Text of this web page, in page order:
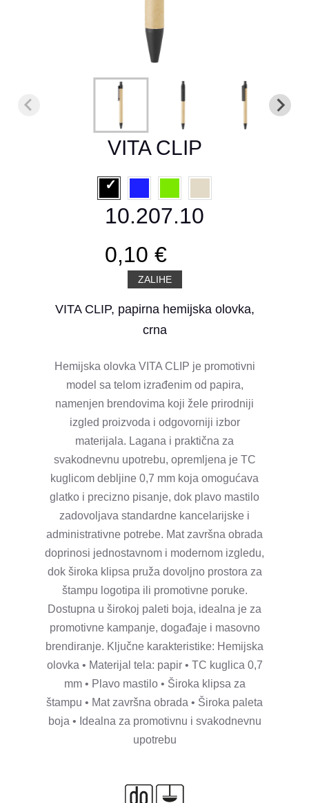
VITA CLIP
10.207.10
0,10 €
ZALIHE
VITA CLIP, papirna hemijska olovka,
crna
Hemijska olovka VITA CLIP je promotivni
model sa telom izrađenim od papira,
namenjen brendovima koji žele prirodniji
izgled proizvoda i odgovorniji izbor
materijala. Lagana i praktična za
svakodnevnu upotrebu, opremljena je TC
kuglicom debljine 0,7 mm koja omogućava
glatko i precizno pisanje, dok plavo mastilo
zadovoljava standardne kancelarijske i
administrativne potrebe. Mat završna obrada
doprinosi jednostavnom i modernom izgledu,
dok široka klipsa pruža dovoljno prostora za
štampu logotipa ili promotivne poruke.
Dostupna u širokoj paleti boja, idealna je za
promotivne kampanje, događaje i masovno
brendiranje. Ključne karakteristike: Hemijska
olovka • Materijal tela: papir • TC kuglica 0,7
mm • Plavo mastilo • Široka klipsa za
štampu • Mat završna obrada • Široka paleta
boja • Idealna za promotivnu i svakodnevnu
upotrebu